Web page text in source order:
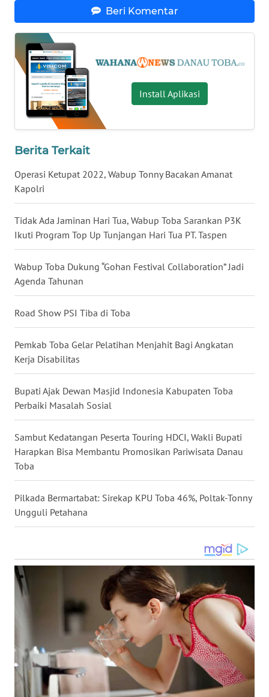
Beri Komentar
Install Aplikasi
Berita Terkait
Operasi Ketupat 2022, Wabup Tonny Bacakan Amanat
Kapolri
Tidak Ada Jaminan Hari Tua, Wabup Toba Sarankan P3K
Ikuti Program Top Up Tunjangan Hari Tua PT. Taspen
Wabup Toba Dukung “Gohan Festival Collaboration” Jadi
Agenda Tahunan
Road Show PSI Tiba di Toba
Pemkab Toba Gelar Pelatihan Menjahit Bagi Angkatan
Kerja Disabilitas
Bupati Ajak Dewan Masjid Indonesia Kabupaten Toba
Perbaiki Masalah Sosial
Sambut Kedatangan Peserta Touring HDCI, Wakli Bupati
Harapkan Bisa Membantu Promosikan Pariwisata Danau
Toba
Pilkada Bermartabat: Sirekap KPU Toba 46%, Poltak-Tonny
Ungguli Petahana
WN
KALTARA
WN
KALSEL
WN
WN
MALUT
WN
DAIRI
WN
DANAU
TOBA
WN
WN
TAPANULI
SELATAN
LESUNG
WN
KARO